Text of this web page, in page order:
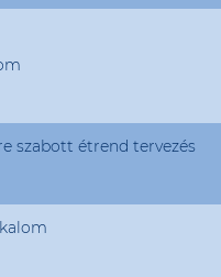
szabott étrend tervezés